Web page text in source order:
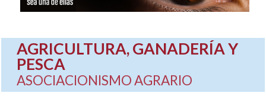
AGRICULTURA, GANADERÍA Y
PESCA
ASOCIACIONISMO AGRARIO